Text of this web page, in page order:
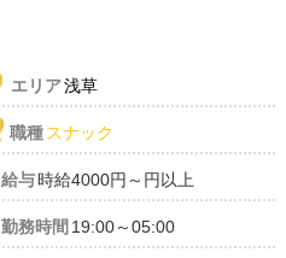
エリア浅草
職種 スナック
給与時給4000円～円以上
勤務時間 19:00～05:00